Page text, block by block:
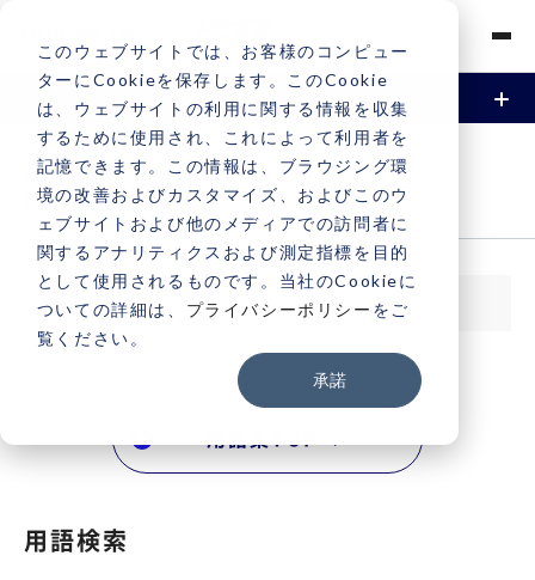
このウェブサイトでは、お客様のコンピュー
ターにCookieを保存します。このCookie
は、ウェブサイトの利用に関する情報を収集
するために使用され、これによって利用者を
記憶できます。この情報は、ブラウジング環
境の改善およびカスタマイズ、およびこのウ
ェブサイトおよび他のメディアでの訪問者に
関するアナリティクスおよび測定指標を目的
として使用されるものです。当社のCookieに
ついての詳細は、 プライバシーポリシー をご
覧ください。
承諾
Vonageとは
機能
電話 / 音声
SMS / メッセージング
認証（2FA / MFA）
SIP Trunking
事例
導入事例
料金
契約・支払いについて
電話番号申込と取引時確認について
サポートについて
よくある質問
資料請求 お問い合わせ
用語集 -Q
GLOSSARY
Q
用語集TOPへ
用語検索